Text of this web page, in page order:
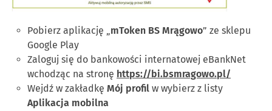
Pobierz aplikację „mToken BS Mrągowo” ze sklepu
Google Play
Zaloguj się do bankowości internatowej eBankNet
wchodząc na stronę https://bi.bsmragowo.pl/
Wejdź w zakładkę Mój profil w wybierz z listy
Aplikacja mobilna